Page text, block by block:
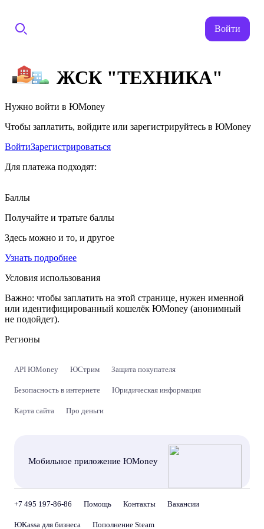
Войти
ЖСК "ТЕХНИКА"
Нужно войти в ЮMoney
Чтобы заплатить, войдите или зарегистрируйтесь в ЮMoney
ВойтиЗарегистрироваться
Для платежа подходят:
Баллы
Получайте и тратьте баллы
Здесь можно и то, и другое
Узнать подробнее
Условия использования
Важно: чтобы заплатить на этой странице, нужен именной
или идентифицированный кошелёк ЮMoney (анонимный
не подойдет).
Регионы
API ЮMoney ЮСтрим Защита покупателя
Безопасность в интернете Юридическая информация
Карта сайта Про деньги
Мобильное приложение ЮMoney
+7 495 197-86-86 Помощь Контакты Вакансии
ЮKassa для бизнеса Пополнение Steam